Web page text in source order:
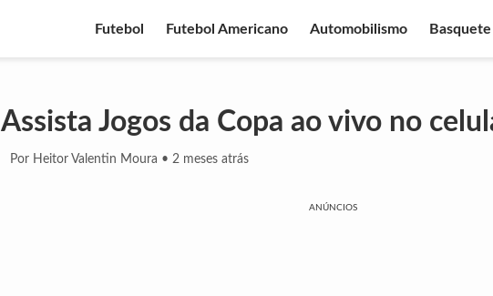
Futebol Futebol Americano Automobilismo Basquete
Assista Jogos da Copa ao vivo no
Por Heitor Valentin Moura • 2 meses atrás
ANÚNCIOS